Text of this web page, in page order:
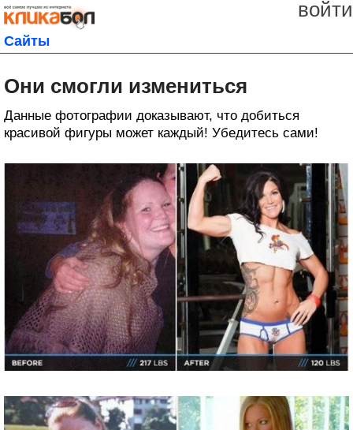
войти
Сайты
Они смогли измениться
Данные фотографии доказывают, что добиться
красивой фигуры может каждый! Убедитесь сами!